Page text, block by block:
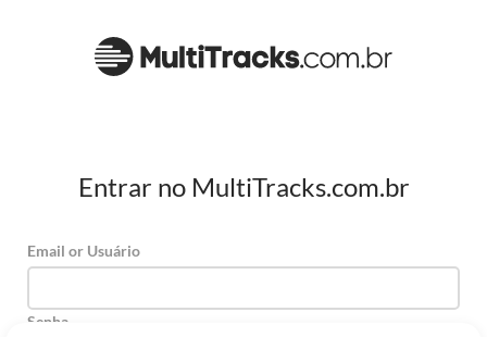
Entrar no MultiTracks.com.br
Email or Usuário
Senha